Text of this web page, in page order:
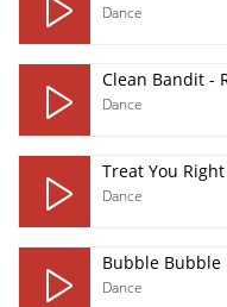
Dance
Clean Bandit -
Dance
Treat You Right
Dance
Bubble Bubble
Dance